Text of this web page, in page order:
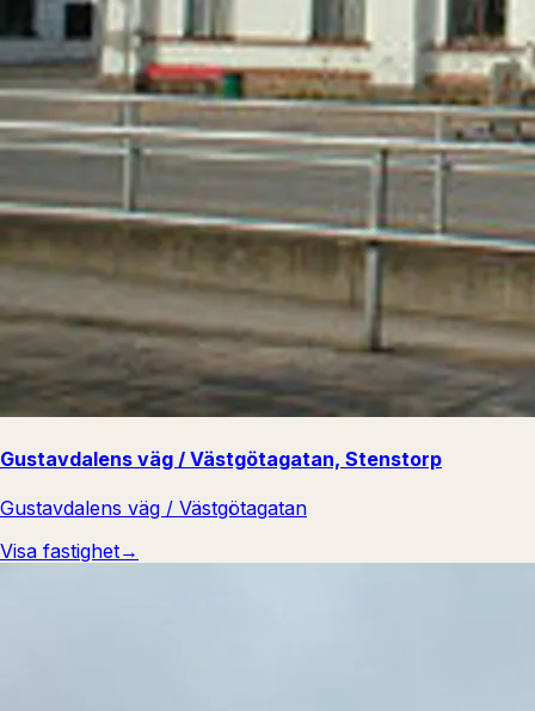
Gustavdalens väg / Västgötagatan, Stenstorp
Gustavdalens väg / Västgötagatan
Visa fastighet→